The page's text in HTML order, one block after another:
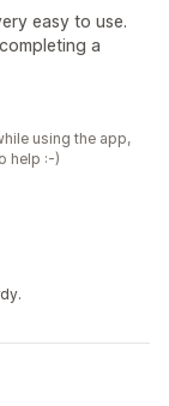
easy to use.
a
using the app,
help :-)